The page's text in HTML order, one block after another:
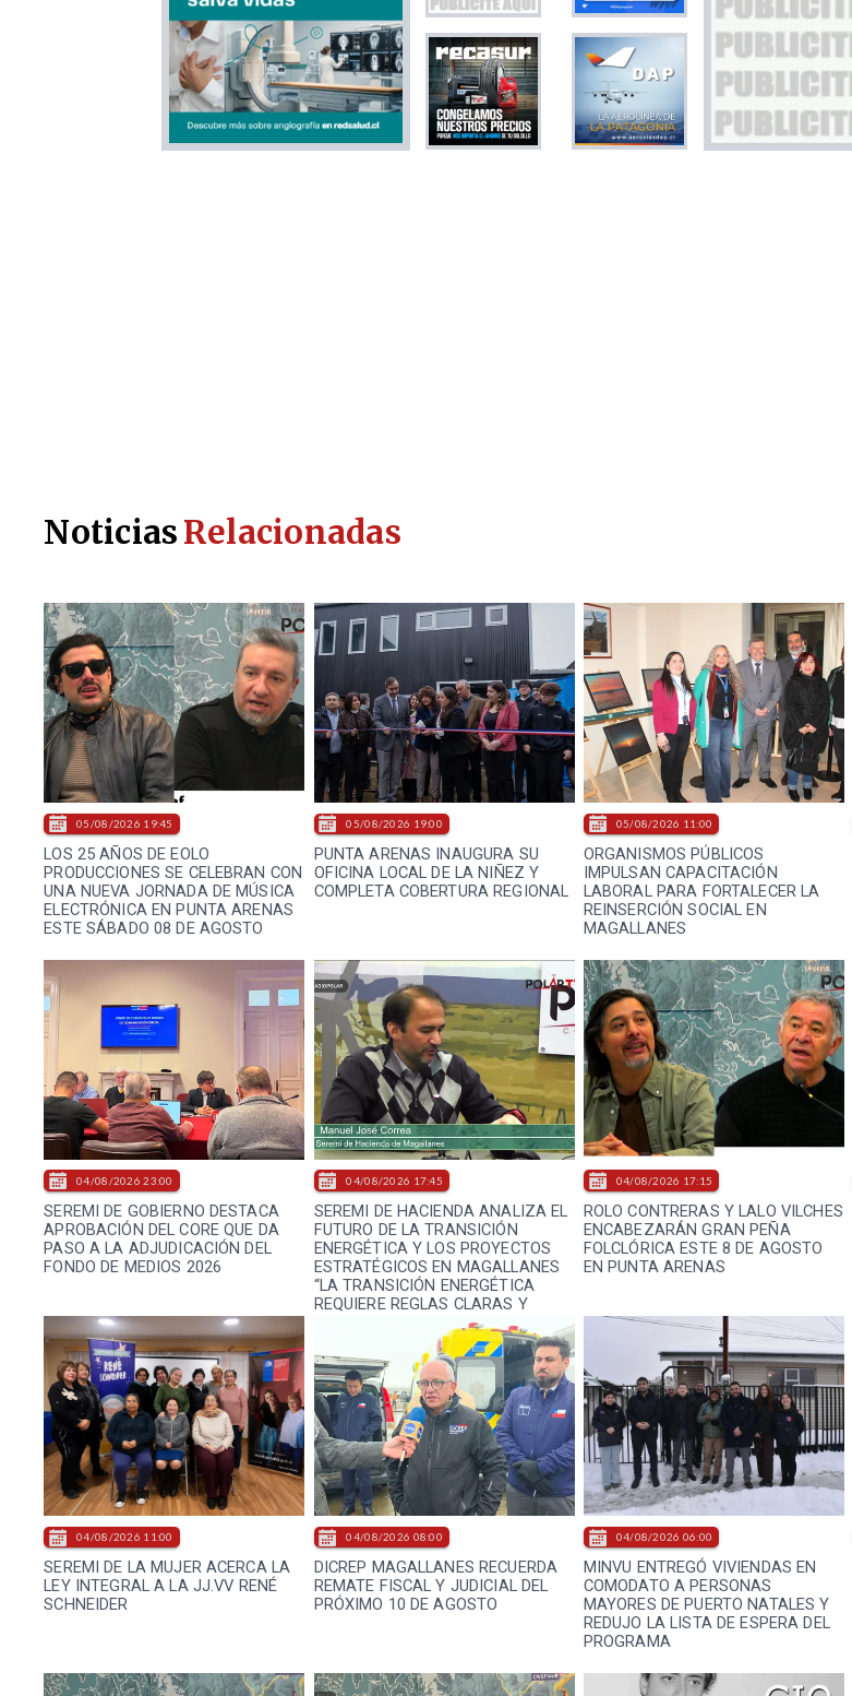
LOS 25 AÑOS DE EOLO
PRODUCCIONES SE CELEBRAN CON
UNA NUEVA JORNADA DE MÚSICA
ELECTRÓNICA EN PUNTA ARENAS
ESTE SÁBADO 08 DE AGOSTO
05/08/2026 19:45
PUNTA ARENAS INAUGURA SU
OFICINA LOCAL DE LA NIÑEZ Y
COMPLETA COBERTURA REGIONAL
05/08/2026 19:00
ORGANISMOS PÚBLICOS
IMPULSAN CAPACITACIÓN
LABORAL PARA FORTALECER LA
REINSERCIÓN SOCIAL EN
MAGALLANES
05/08/2026 11:00
SEREMI DE GOBIERNO DESTACA
APROBACIÓN DEL CORE QUE DA
PASO A LA ADJUDICACIÓN DEL
FONDO DE MEDIOS 2026
04/08/2026 23:00
SEREMI DE HACIENDA ANALIZA EL
FUTURO DE LA TRANSICIÓN
ENERGÉTICA Y LOS PROYECTOS
ESTRATÉGICOS EN MAGALLANES
“LA TRANSICIÓN ENERGÉTICA
REQUIERE REGLAS CLARAS Y
CERTEZA PARA ATRAER
04/08/2026 17:45
ROLO CONTRERAS Y LALO VILCHES
ENCABEZARÁN GRAN PEÑA
FOLCLÓRICA ESTE 8 DE AGOSTO
EN PUNTA ARENAS
04/08/2026 17:15
SEREMI DE LA MUJER ACERCA LA
LEY INTEGRAL A LA JJ.VV RENÉ
SCHNEIDER
04/08/2026 11:00
DICREP MAGALLANES RECUERDA
REMATE FISCAL Y JUDICIAL DEL
PRÓXIMO 10 DE AGOSTO
04/08/2026 08:00
MINVU ENTREGÓ VIVIENDAS EN
COMODATO A PERSONAS
MAYORES DE PUERTO NATALES Y
REDUJO LA LISTA DE ESPERA DEL
PROGRAMA
04/08/2026 06:00
NoticiasRelacionadas